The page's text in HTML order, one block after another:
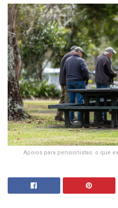
Apoios para pensionistas: o que